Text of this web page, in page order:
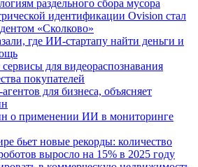
раздельного сбора мусора
идентификации Ovision стал
«Сколково»
где ИИ-стартапу найти деньги и
для видеораспознавания
покупателей
для бизнеса, объясняет
о применении ИИ в мониторинге
бьет новые рекорды: количество
выросло на 15% в 2025 году